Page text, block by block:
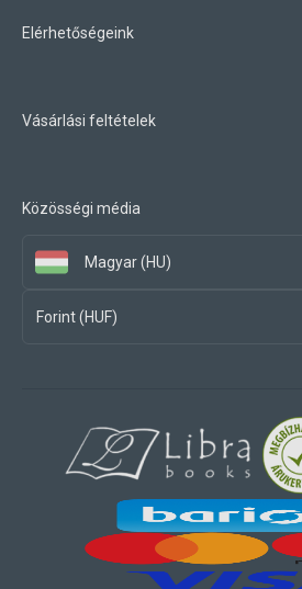
Elérhetőségeink
Vásárlási feltételek
Közösségi média
Magyar (HU)
Forint (HUF)